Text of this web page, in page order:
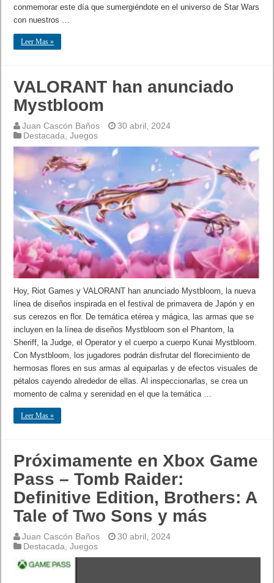
conmemorar este día que sumergiéndote en el universo de Star Wars
con nuestros …
Leer Mas »
VALORANT han anunciado
Mystbloom
Juan Cascón Baños
30 abril, 2024
Destacada,Juegos
Hoy, Riot Games y VALORANT han anunciado Mystbloom, la nueva
línea de diseños inspirada en el festival de primavera de Japón y en
sus cerezos en flor. De temática etérea y mágica, las armas que se
incluyen en la línea de diseños Mystbloom son el Phantom, la
Sheriff, la Judge, el Operator y el cuerpo a cuerpo Kunai Mystbloom.
Con Mystbloom, los jugadores podrán disfrutar del florecimiento de
hermosas flores en sus armas al equiparlas y de efectos visuales de
pétalos cayendo alrededor de ellas. Al inspeccionarlas, se crea un
momento de calma y serenidad en el que la temática …
Leer Mas »
Próximamente en Xbox Game
Pass – Tomb Raider:
Definitive Edition, Brothers: A
Tale of Two Sons y más
Juan Cascón Baños
30 abril, 2024
Destacada ,Juegos